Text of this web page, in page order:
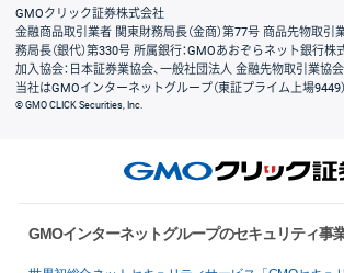
GMOクリック証券株式会社
金融商品取引業者 関東財務局長（金商）第77号 商品先物取
務局長（銀代）第330号 所属銀行：GMOあおぞらネット銀行株
加入協会：日本証券業協会、一般社団法人 金融先物取引業協
当社はGMOインターネットグループ（東証プライム上場9449
© GMO CLICK Securities, Inc.
GMOインターネットグループのセキュリティ事